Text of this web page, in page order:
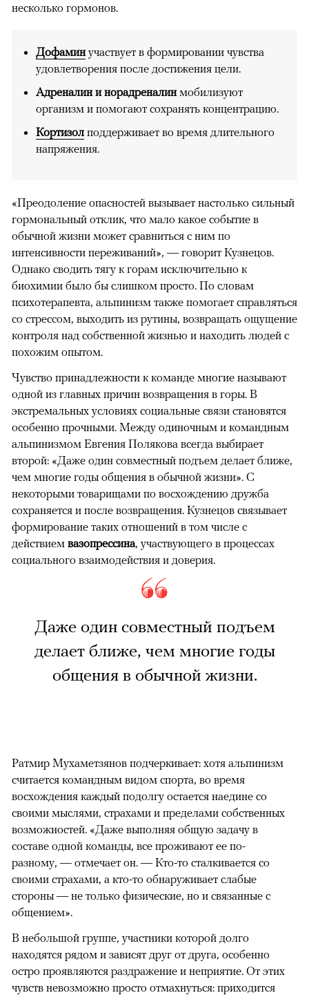
несколько гормонов.
Дофаминучаствует в формировании чувства
удовлетворения после достижения цели.
Адреналин и норадреналинмобилизуют
организм и помогают сохранять концентрацию.
Кортизол поддерживает во время длительного
напряжения.
«Преодоление опасностей вызывает настолько сильный
гормональный отклик, что мало какое событие в
обычной жизни может сравниться с ним по
интенсивности переживаний», — говорит Кузнецов.
Однако сводить тягу к горам исключительно к
биохимии было бы слишком просто. По словам
психотерапевта, альпинизм также помогает справляться
со стрессом, выходить из рутины, возвращать ощущение
контроля над собственной жизнью и находить людей с
похожим опытом.
Чувство принадлежности к команде многие называют
одной из главных причин возвращения в горы. В
экстремальных условиях социальные связи становятся
особенно прочными. Между одиночным и командным
альпинизмом Евгения Полякова всегда выбирает
второй: «Даже один совместный подъем делает ближе,
чем многие годы общения в обычной жизни». С
некоторыми товарищами по восхождению дружба
сохраняется и после возвращения. Кузнецов связывает
формирование таких отношений в том числе с
действием вазопрессина, участвующего в процессах
социального взаимодействия и доверия.
Даже один совместный подъем
делает ближе, чем многие годы
общения в обычной жизни.
Ратмир Мухаметзянов подчеркивает: хотя альпинизм
считается командным видом спорта, во время
восхождения каждый подолгу остается наедине со
своими мыслями, страхами и пределами собственных
возможностей. «Даже выполняя общую задачу в
составе одной команды, все проживают ее по-
разному, — отмечает он. — Кто-то сталкивается со
своими страхами, а кто-то обнаруживает слабые
стороны — не только физические, но и связанные с
общением».
В небольшой группе, участники которой долго
находятся рядом и зависят друг от друга, особенно
остро проявляются раздражение и неприятие. От этих
чувств невозможно просто отмахнуться: приходится